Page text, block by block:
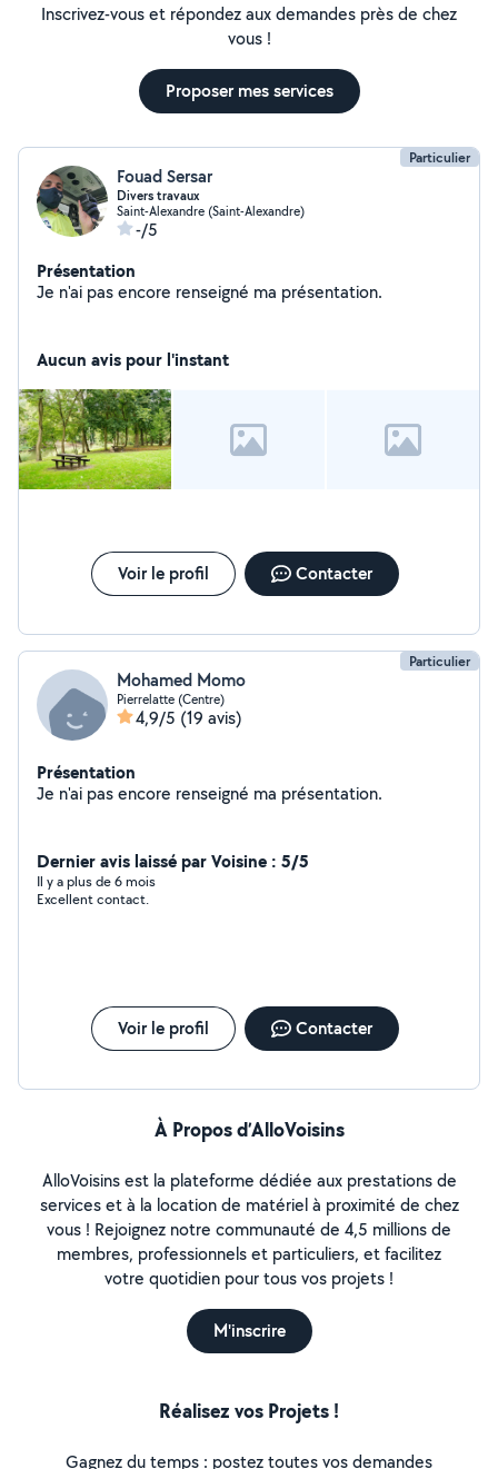
Inscrivez-vous et répondez aux demandes près de chez
vous !
Proposer mes services
Particulier
Fouad Sersar
Divers travaux
Saint-Alexandre (Saint-Alexandre)
-/5
Présentation
Je n'ai pas encore renseigné ma présentation.
Aucun avis pour l'instant
Voir le profil Contacter
Particulier
Mohamed Momo
Pierrelatte (Centre)
4,9/5 (19 avis)
Présentation
Je n'ai pas encore renseigné ma présentation.
Dernier avis laissé par Voisine : 5/5
Il y a plus de 6 mois
Excellent contact.
Voir le profil Contacter
À Propos d’AlloVoisins
AlloVoisins est la plateforme dédiée aux prestations de
services et à la location de matériel à proximité de chez
vous ! Rejoignez notre communauté de 4,5 millions de
membres, professionnels et particuliers, et facilitez
votre quotidien pour tous vos projets !
M'inscrire
Réalisez vos Projets !
Gagnez du temps : postez toutes vos demandes